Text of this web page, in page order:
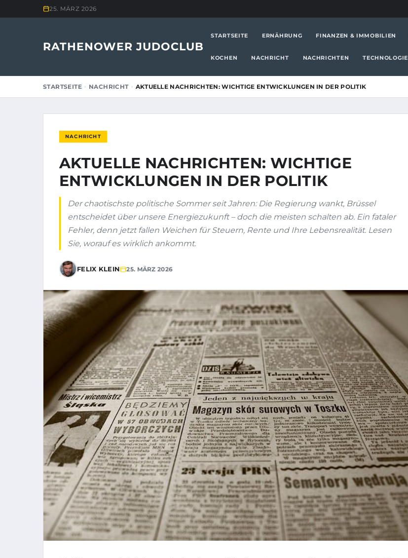
25. MÄRZ 2026
RATHENOWER JUDOCLUB
STARTSEITE ERNÄHRUNG FINANZEN & IMMOBILIEN
KOCHEN NACHRICHT NACHRICHTEN TECHNOLOGIE
STARTSEITE NACHRICHT AKTUELLE NACHRICHTEN: WICHTIGE ENTWICKLUNGEN IN DER POLITIK
NACHRICHT
AKTUELLE NACHRICHTEN: WICHTIGE
ENTWICKLUNGEN IN DER POLITIK
Der chaotischste politische Sommer seit Jahren: Die Regierung wankt, Brüssel
entscheidet über unsere Energiezukunft – doch die meisten schalten ab. Ein fataler
Fehler, denn jetzt fallen Weichen für Steuern, Rente und Ihre Lebensrealität. Lesen
Sie, worauf es wirklich ankommt.
FELIX KLEIN 25. MÄRZ 2026